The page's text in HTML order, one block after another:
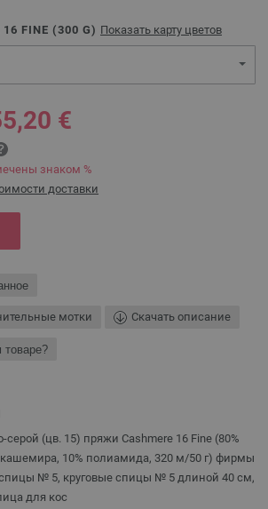
FINE (300 G) Показать карту цветов
€
знаком %
доставки
мотки Скачать описание
товаре?
серой (цв. 15) пряжи Cashmere 16 Fine (80%
кашемира, 10% полиамида, 320 м/50 г) фирмы
№ 5, круговые спицы № 5 длиной 40 см,
для кос